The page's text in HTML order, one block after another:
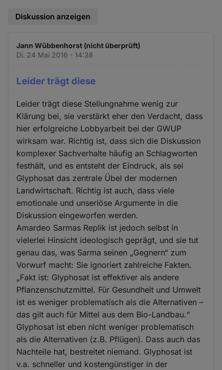
Diskussion anzeigen
Jann Wübbenhorst (nicht überprüft)
Di. 24 Mai 2016 - 14:38
Leider trägt diese
Leider trägt diese Stellungnahme wenig zur
Klärung bei, sie verstärkt eher den Verdacht, dass
hier erfolgreiche Lobbyarbeit bei der GWUP
wirksam war. Richtig ist, dass sich die Diskussion
komplexer Sachverhalte häufig an Schlagworten
festhält, und es entsteht der Eindruck, als sei
Glyphosat das zentrale Übel der modernen
Landwirtschaft. Richtig ist auch, dass viele
emotionale und unseriöse Argumente in die
Diskussion eingeworfen werden.
Amardeo Sarmas Replik ist jedoch selbst in
vielerlei Hinsicht ideologisch geprägt, und sie tut
genau das, was Sarma seinen „Gegnern“ zum
Vorwurf macht: Sie ignoriert zahlreiche Fakten.
„Fakt ist: Glyphosat ist effektiver als andere
Pflanzenschutzmittel. Für Gesundheit und Umwelt
ist es weniger problematisch als die Alternativen –
das gilt auch für Mittel aus dem Bio-Landbau.“
Glyphosat ist eben nicht weniger problematisch
als die Alternativen (z.B. Pflügen). Dass auch das
Nachteile hat, bestreitet niemand. Glyphosat ist
v.a. schneller und kostengünstiger in der